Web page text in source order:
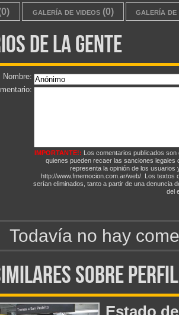
galería de videos (0) galería de
de la gente
Nombre:
IMPORTANTE!: Los comentarios publicados
quienes pueden recaer las sanciones
representa la opinión de los
http://www.fmemocion.com.ar/web/. Los textos
serían eliminados, tanto a partir de una denuncia
del
Todavía no hay
sobre
Estado